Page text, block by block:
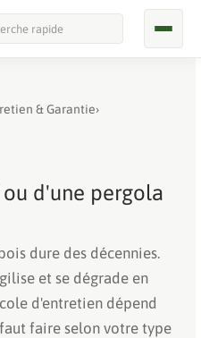
& Garantie›
d'une pergola
dure des décennies.
et se dégrade en
d'entretien dépend
faire selon votre type